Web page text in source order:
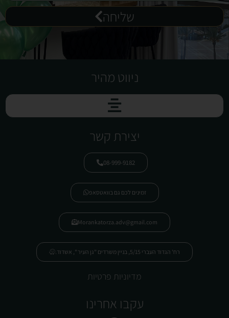
שליחה
ניווט מהיר
יצירת קשר
08-999-9182
זמינים לכם גם בוואטסאפ
Morankatorza.adv@gmail.com
רח' הגדוד העברי 5/15, בניין משרדים "גן העיר ", אשדוד.
מדיוניות פרטיות
עקבו אחרינו